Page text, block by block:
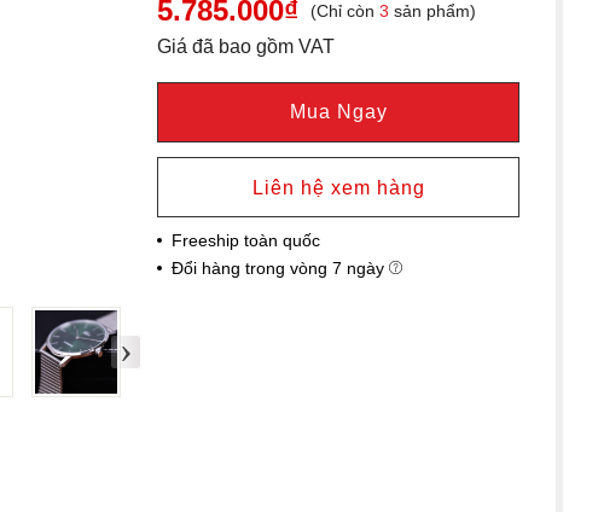
›
5.785.000₫ (Chỉ còn3 sản phẩm)
Giá đã bao gồm VAT
Mua Ngay
Liên hệ xem hàng
Freeship toàn quốc
Đổi hàng trong vòng 7 ngày